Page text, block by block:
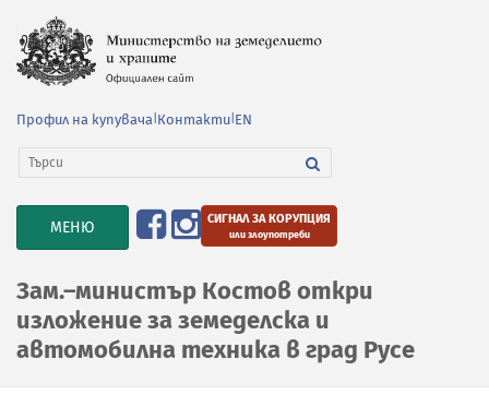
Профил на купувача Контакти EN
TOGGLE
NAVIGATION
МЕНЮ СИГНАЛ ЗА КОРУПЦИЯ
или злоупотреби
Зам.–министър Костов откри
изложение за земеделска и
автомобилна техника в град Русе